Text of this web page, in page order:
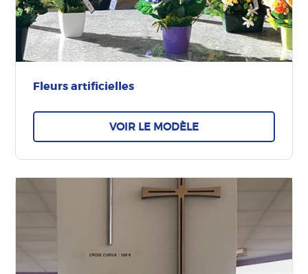
Fleurs artificielles
VOIR LE MODÈLE